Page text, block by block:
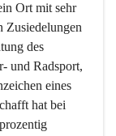
Ort mit sehr
Zusiedelungen
des
und Radsport,
eines
hat bei